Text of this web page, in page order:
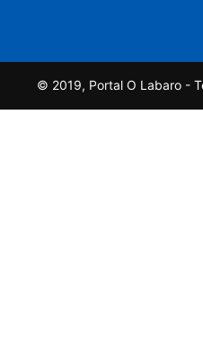
© 2019, Portal O Labaro -